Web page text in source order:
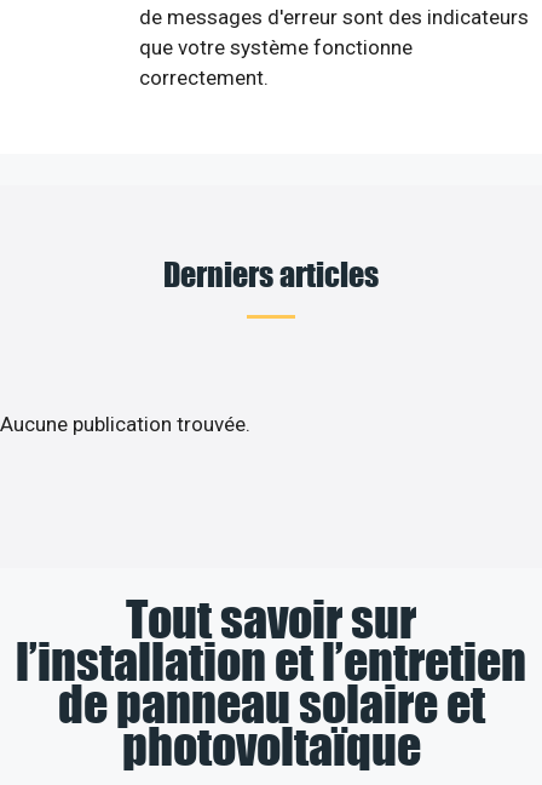
de messages d'erreur sont des indicateurs
que votre système fonctionne
correctement.
Derniers articles
Aucune publication trouvée.
Tout savoir sur
l’installation et l’entretien
de panneau solaire et
photovoltaïque